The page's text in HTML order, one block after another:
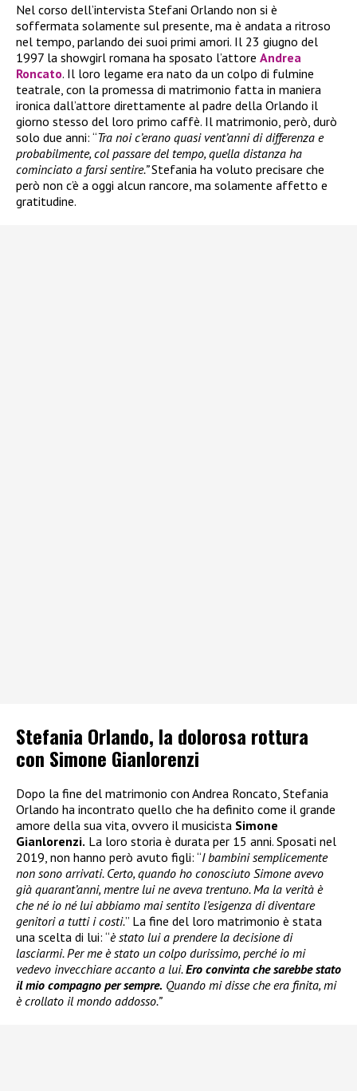
Nel corso dell’intervista Stefani Orlando non si è
soffermata solamente sul presente, ma è andata a ritroso
nel tempo, parlando dei suoi primi amori. Il 23 giugno del
1997 la showgirl romana ha sposato l’attore Andrea
Roncato. Il loro legame era nato da un colpo di fulmine
teatrale, con la promessa di matrimonio fatta in maniera
ironica dall’attore direttamente al padre della Orlando il
giorno stesso del loro primo caffè. Il matrimonio, però, durò
solo due anni: “Tra noi c’erano quasi vent’anni di differenza e
probabilmente, col passare del tempo, quella distanza ha
cominciato a farsi sentire.”Stefania ha voluto precisare che
però non c’è a oggi alcun rancore, ma solamente affetto e
gratitudine.
Stefania Orlando, la dolorosa rottura
con Simone Gianlorenzi
Dopo la fine del matrimonio con Andrea Roncato, Stefania
Orlando ha incontrato quello che ha definito come il grande
amore della sua vita, ovvero il musicista Simone
Gianlorenzi. La loro storia è durata per 15 anni. Sposati nel
2019, non hanno però avuto figli: “I bambini semplicemente
non sono arrivati. Certo, quando ho conosciuto Simone avevo
già quarant’anni, mentre lui ne aveva trentuno. Ma la verità è
che né io né lui abbiamo mai sentito l’esigenza di diventare
genitori a tutti i costi.” La fine del loro matrimonio è stata
una scelta di lui: “è stato lui a prendere la decisione di
lasciarmi. Per me è stato un colpo durissimo, perché io mi
vedevo invecchiare accanto a lui.Ero convinta che sarebbe stato
il mio compagno per sempre. Quando mi disse che era finita, mi
è crollato il mondo addosso.”